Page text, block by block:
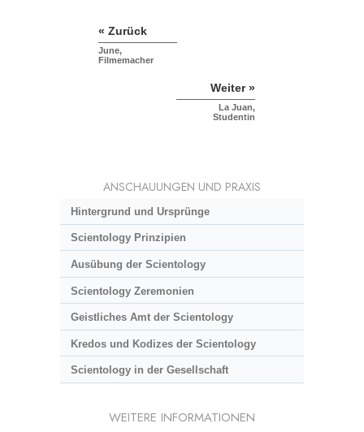
« Zurück
June,
Filmemacher
Weiter »
La Juan,
Studentin
ANSCHAUUNGEN UND PRAXIS
Hintergrund und Ursprünge
Scientology Prinzipien
Ausübung der Scientology
Scientology Zeremonien
Geistliches Amt der Scientology
Kredos und Kodizes der Scientology
Scientology in der Gesellschaft
WEITERE INFORMATIONEN